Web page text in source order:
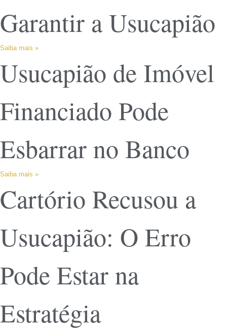
Garantir a Usucapião
Saiba mais »
Usucapião de Imóvel
Financiado Pode
Esbarrar no Banco
Saiba mais »
Cartório Recusou a
Usucapião: O Erro
Pode Estar na
Estratégia